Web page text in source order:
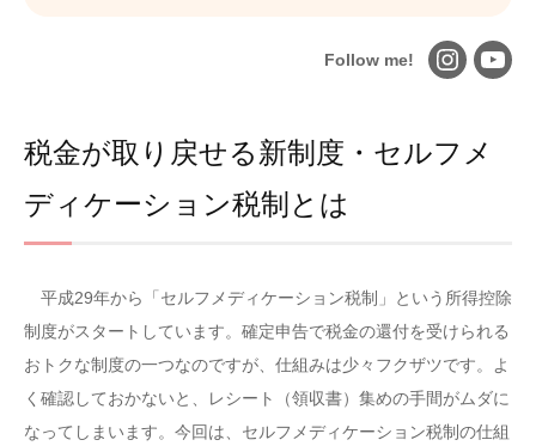
Follow me!
税金が取り戻せる新制度・セルフメ
ディケーション税制とは
平成29年から「セルフメディケーション税制」という所得控除
制度がスタートしています。確定申告で税金の還付を受けられる
おトクな制度の一つなのですが、仕組みは少々フクザツです。よ
く確認しておかないと、レシート（領収書）集めの手間がムダに
なってしまいます。今回は、セルフメディケーション税制の仕組